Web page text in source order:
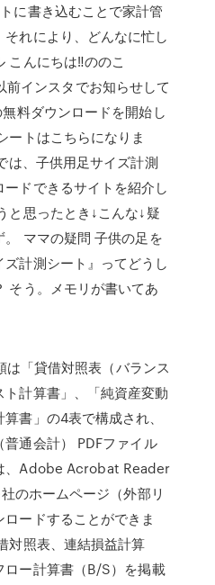
に書き込むことで家計管
れにより、どんなに忙し
こんにちは‼ののこ
前インスタでお知らせして
料ダウンロードを開始し
ートはこちらになりま
は、子供用足サイズ計測
ドできるサイトを紹介し
と思ったとき↓こんな↓疑
ママの疑問 子供の足を
計測シート』ってどうし
そう。メモリが書いてあ
は「貸借対照表（バランス
計算書」、「純資産変動
書」の4表で構成され、
通会計） PDFファイル
、Adobe Acrobat Reader
のホームページ（外部リ
ードすることができま
対照表、連結損益計算
ー計算書（B/S）を掲載